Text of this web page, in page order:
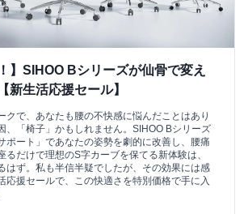
】SIHOO Bシリーズが仙骨で変え
新生活応援セール】
クで、あなたも腰の不快感に悩んだことはあり
、「椅子」かもしれません。SIHOO Bシリーズ
ポート」であなたの姿勢を劇的に改善し、腰痛
るだけで理想のS字カーブを保てる新体験は、
はず。私も半信半疑でしたが、その効果には感
応援セールで、この快適さを特別価格で手に入